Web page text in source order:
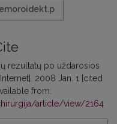
rezultatų po uždarosios
2008 Jan. 1 [cited
from:
article/view/2164